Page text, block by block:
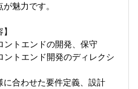
魅力です。
ントエンドの開発、保守
ントエンド開発のディレクシ
に合わせた要件定義、設計